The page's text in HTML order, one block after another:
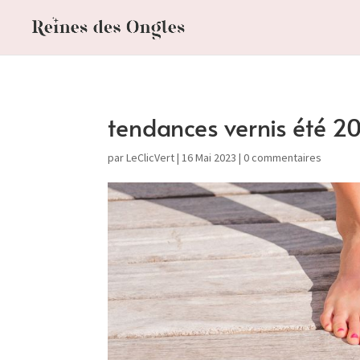
tendances vernis été
parLeClicVert|16 Mai 2023 |0 commentaires